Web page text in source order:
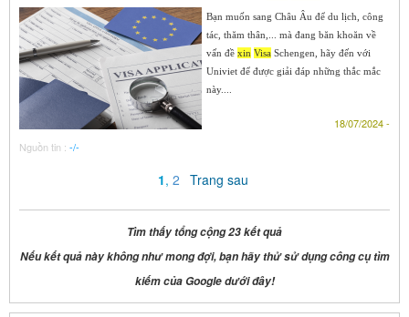
Bạn muốn sang Châu Âu để du lịch, công
tác, thăm thân,... mà đang băn khoăn về
vấn đề xin Visa Schengen, hãy đến với
Univiet để được giải đáp những thắc mắc
này....
18/07/2024 -
Nguồn tin : -/-
1, 2 Trang sau
Tìm thấy tổng cộng 23 kết quả
Nếu kết quả này không như mong đợi, bạn hãy thử sử dụng công cụ tìm
kiếm của Google dưới đây!